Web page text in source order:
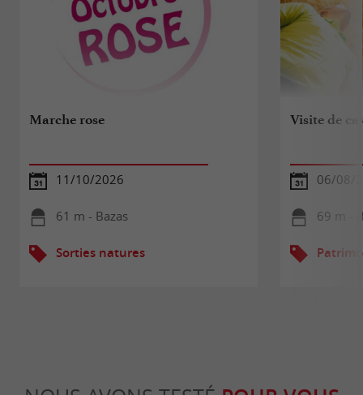
Marche rose
11/10/2026
61 m - Bazas
Sorties natures
Visite de
06/08/
69 m -